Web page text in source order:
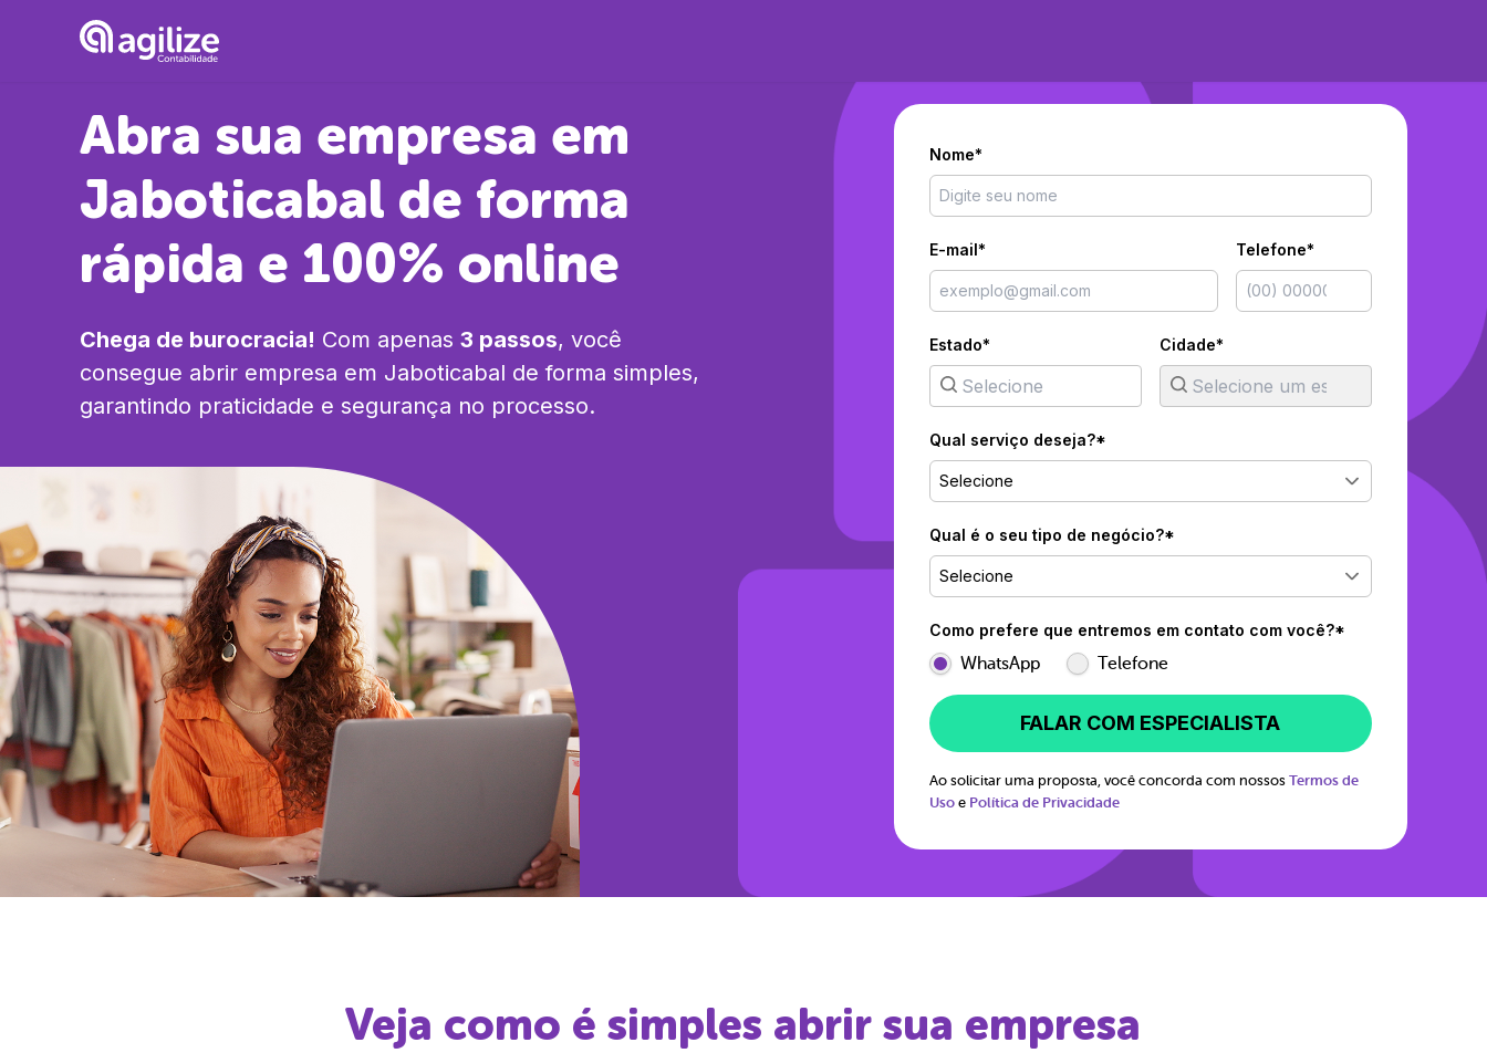
Abra sua empresa em
Jaboticabal de forma
rápida e 100% online
Chega de burocracia! Com apenas 3 passos, você
consegue abrir empresa em Jaboticabal de forma simples,
garantindo praticidade e segurança no processo.
Nome*
E-mail* Telefone*
Estado* Cidade*
Qual serviço deseja?*
Selecione
Qual é o seu tipo de negócio?*
Selecione
Como prefere que entremos em contato com você?*
WhatsApp Telefone
FALAR COM ESPECIALISTA
Ao solicitar uma proposta, você concorda com nossos Termos de
Uso e Política de Privacidade
Veja como é simples abrir sua empresa